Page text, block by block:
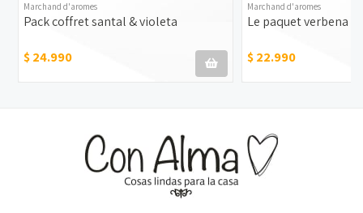
Marchand d'aromes
Pack coffret santal & violeta
$ 24.990
Marchand d'aromes
Le paquet verbena
$ 22.990